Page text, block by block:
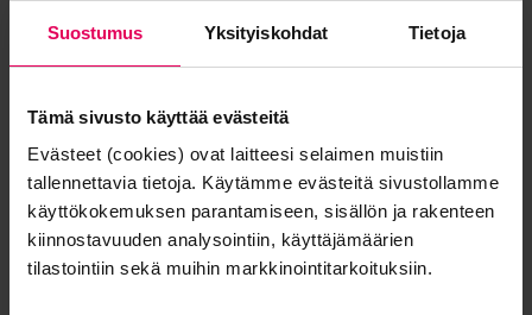
Suostumus Yksityiskohdat Tietoja
Tämä sivusto käyttää evästeitä
Evästeet (cookies) ovat laitteesi selaimen muistiin
tallennettavia tietoja. Käytämme evästeitä sivustollamme
käyttökokemuksen parantamiseen, sisällön ja rakenteen
kiinnostavuuden analysointiin, käyttäjämäärien
tilastointiin sekä muihin markkinointitarkoituksiin.
hallinnassa. Blogiartikkelissa,Pinjan data-analyytikko
Hanna kertoo lisää työnkuvastaan. Senior Project Manager
Petri Nukarinen puolestaan aloitti Pinjalla keväällä 2021 –lue
Petrin fiilikset uuteen työpaikkaan astumisesta .
Valmistavan teollisuuden